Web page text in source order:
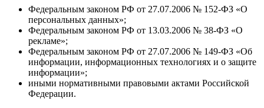
Федеральным законом РФ от 27.07.2006 № 152-ФЗ «О
персональных данных»;
Федеральным законом РФ от 13.03.2006 № 38-ФЗ «О
рекламе»;
Федеральным законом РФ от 27.07.2006 № 149-ФЗ «Об
информации, информационных технологиях и о защите
информации»;
иными нормативными правовыми актами Российской
Федерации.